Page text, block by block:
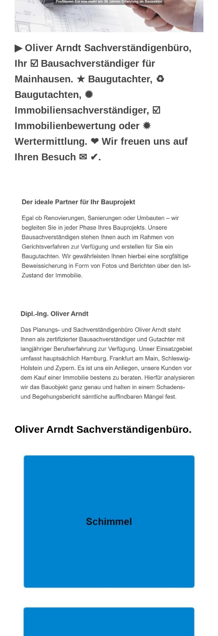
▶︎ Oliver Arndt Sachverständigenbüro,
Ihr ☑️ Bausachverständiger für
Mainhausen. ★ Baugutachter, ♻
Baugutachten, ✺
Immobiliensachverständiger, ☑️
Immobilienbewertung oder ✹
Wertermittlung. ❤ Wir freuen uns auf
Ihren Besuch ✉ ✔.
Oliver Arndt Sachverständigenbüro.